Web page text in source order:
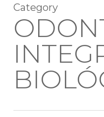
Category